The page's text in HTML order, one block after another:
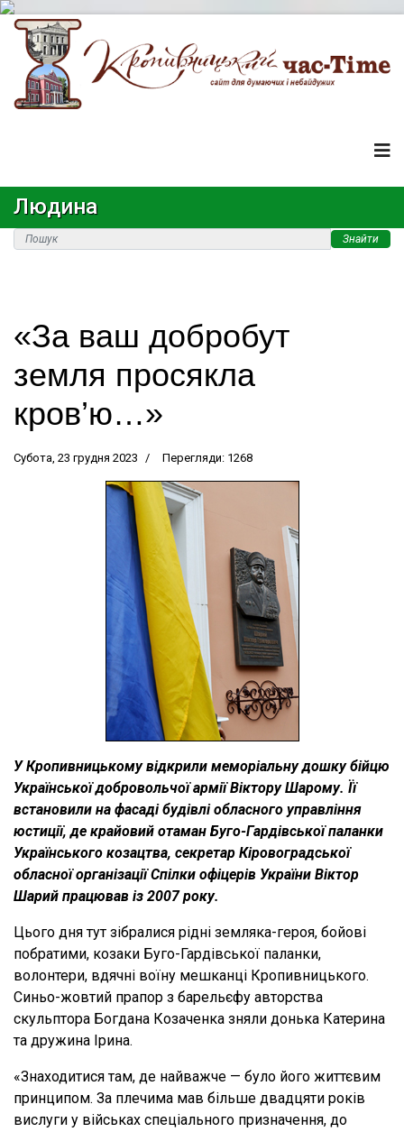
Людина
Знайти
«За ваш добробут
земля просякла
кров’ю…»
Субота, 23 грудня 2023 Перегляди: 1268
У Кропивницькому відкрили меморіальну дошку бійцю
Української добровольчої армії Віктору Шарому. Її
встановили на фасаді будівлі обласного управління
юстиції, де крайовий отаман Буго-Гардівської паланки
Українського козацтва, секретар Кіровоградської
обласної організації Спілки офіцерів України Віктор
Шарий працював із 2007 року.
Цього дня тут зібралися рідні земляка-героя, бойові
побратими, козаки Буго-Гардівської паланки,
волонтери, вдячні воїну мешканці Кропивницького.
Синьо-жовтий прапор з барельєфу авторства
скульптора Богдана Козаченка зняли донька Катерина
та дружина Ірина.
«Знаходитися там, де найважче — було його життєвим
принципом. За плечима мав більше двадцяти років
вислуги у військах спеціального призначення, до